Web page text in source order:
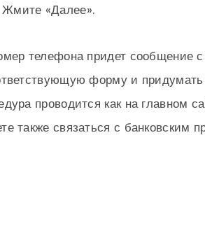
Жмите «Далее».
телефона придет сообщение
форму и
проводится как на главном
также связаться с банковским